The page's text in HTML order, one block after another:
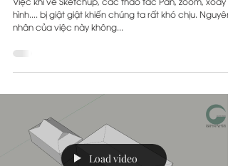
hình.... bị giật giật khiến chúng ta rất khó chịu. Nguyên
nhân của việc này không...
Load video